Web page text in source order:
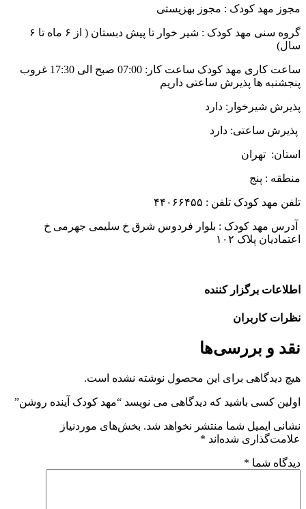
مهد کودک : مجوز بهزیستی
گروه سنی مهد کودک : شیر خوار تا پیش دبستان ( از ۶ ماه تا ۶
ساعت کاری مهد کودک ساعت کار: 07:00 صبح الی 17:30 غروب
ها پذیرش ساعتی داریم
شیرخوار: دارد
ساعتی: دارد
تهران
: پنج
مهد کودک تلفن : ۴۴۰۶۶۴۵۵
مهد کودک : بلوار فردوس شرق خ سلیمی جهرمی خ
پلاک ۱۰۲
برگزار کننده
کاربران
و بررسی‌ها
دیدگاهی برای این محصول نوشته نشده است.
کسی باشید که دیدگاهی می نویسد “مهد کودک آینده روشن”
ایمیل شما منتشر نخواهد شد. بخش‌های موردنیاز
شده‌اند*
شما*